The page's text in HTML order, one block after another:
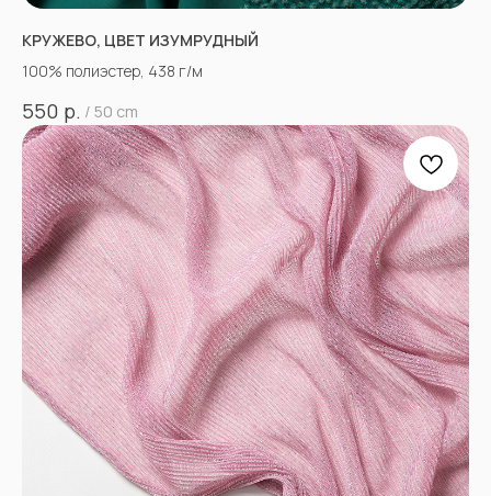
КРУЖЕВО, ЦВЕТ ИЗУМРУДНЫЙ
100% полиэстер, 438 г/м
550 р. / 50 cm